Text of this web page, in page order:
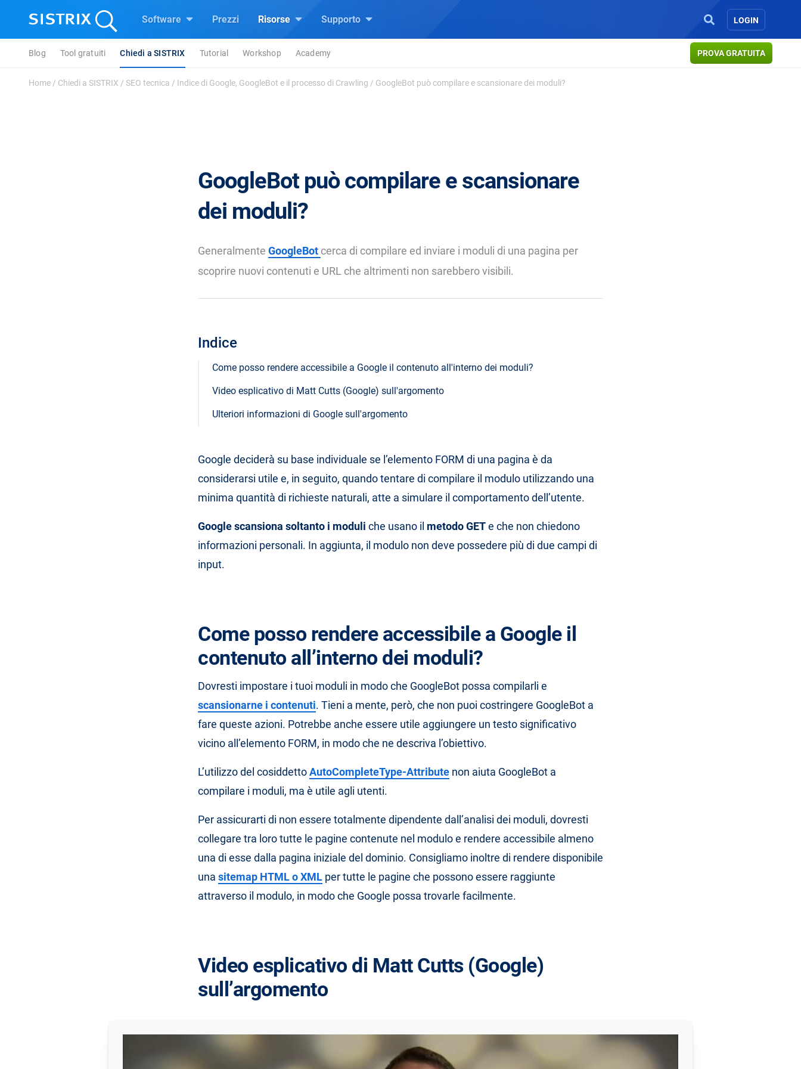
Software Prezzi Risorse Supporto LOGIN
PROVA GRATUITA
Blog Tool gratuiti Chiedi a SISTRIX Tutorial Workshop Academy
Home / Chiedi a SISTRIX / SEO tecnica / Indice di Google, GoogleBot e il processo di Crawling / GoogleBot può compilare e scansionare dei moduli?
GoogleBot può compilare e scansionare
dei moduli?
Generalmente GoogleBot cerca di compilare ed inviare i moduli di una pagina per
scoprire nuovi contenuti e URL che altrimenti non sarebbero visibili.
Indice
Come posso rendere accessibile a Google il contenuto all'interno dei moduli?
Video esplicativo di Matt Cutts (Google) sull'argomento
Ulteriori informazioni di Google sull'argomento
Google deciderà su base individuale se l’elemento FORM di una pagina è da
considerarsi utile e, in seguito, quando tentare di compilare il modulo utilizzando una
minima quantità di richieste naturali, atte a simulare il comportamento dell’utente.
Google scansiona soltanto i moduli che usano il metodo GETe che non chiedono
informazioni personali. In aggiunta, il modulo non deve possedere più di due campi di
input.
Come posso rendere accessibile a Google il
contenuto all’interno dei moduli?
Dovresti impostare i tuoi moduli in modo che GoogleBot possa compilarli e
scansionarne i contenuti. Tieni a mente, però, che non puoi costringere GoogleBot a
fare queste azioni. Potrebbe anche essere utile aggiungere un testo significativo
vicino all’elemento FORM, in modo che ne descriva l’obiettivo.
L’utilizzo del cosiddettoAutoCompleteType-Attribute non aiuta GoogleBot a
compilare i moduli, ma è utile agli utenti.
Per assicurarti di non essere totalmente dipendente dall’analisi dei moduli, dovresti
collegare tra loro tutte le pagine contenute nel modulo e rendere accessibile almeno
una di esse dalla pagina iniziale del dominio. Consigliamo inoltre di rendere disponibile
una sitemap HTML o XML per tutte le pagine che possono essere raggiunte
attraverso il modulo, in modo che Google possa trovarle facilmente.
Video esplicativo di Matt Cutts (Google)
sull’argomento